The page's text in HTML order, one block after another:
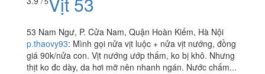
53 Nam Ngư, P. Cửa Nam, Quận Hoàn Kiếm, Hà Nội
p.thaovy93: Mình gọi nửa vịt luộc + nửa vịt nướng, đồng
giá 90k/nửa con. Vịt nướng ướp thấm, ko bị khô. Nhưng
thịt ko đc dày, da hơi mỡ nên nhanh ngán. Nước chấm...